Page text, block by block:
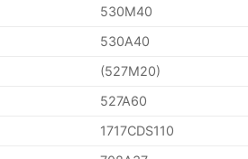
530M40
530A40
(527M20)
527A60
1717CDS110